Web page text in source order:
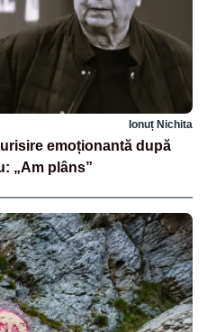
Ionuț Nichita
emoționantă după
„Am plâns”